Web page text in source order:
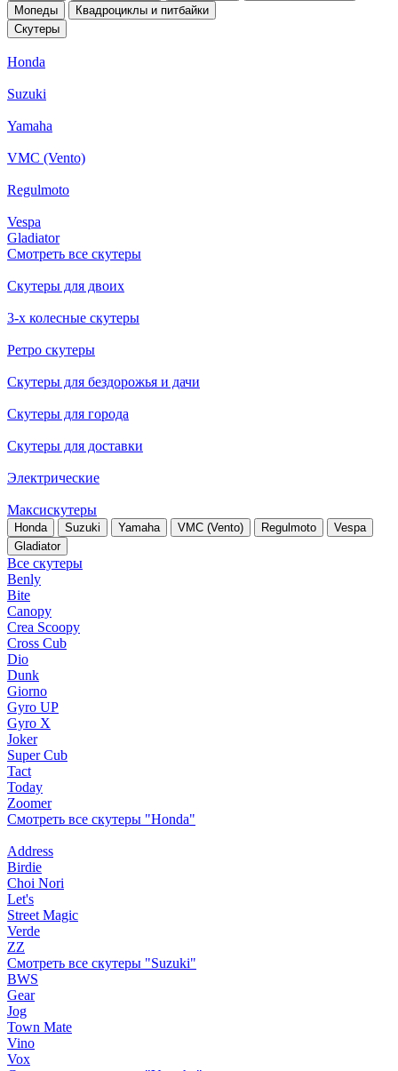
Мопеды
Квадроциклы и питбайки
Скутеры
Honda
Suzuki
Yamaha
VMC (Vento)
Regulmoto
Vespa
Gladiator
Смотреть все скутеры
Скутеры для двоих
3-х колесные скутеры
Ретро скутеры
Скутеры для бездорожья и дачи
Скутеры для города
Скутеры для доставки
Электрические
Максискутеры
Honda Suzuki Yamaha VMC (Vento) Regulmoto
Vespa
Gladiator
Все скутеры
Benly
Bite
Canopy
Crea Scoopy
Cross Cub
Dio
Dunk
Giorno
Gyro UP
Gyro X
Joker
Super Cub
Tact
Today
Zoomer
Смотреть все скутеры "Honda"
Address
Birdie
Choi Nori
Let's
Street Magic
Verde
ZZ
Смотреть все скутеры "Suzuki"
BWS
Gear
Jog
Town Mate
Vino
Vox